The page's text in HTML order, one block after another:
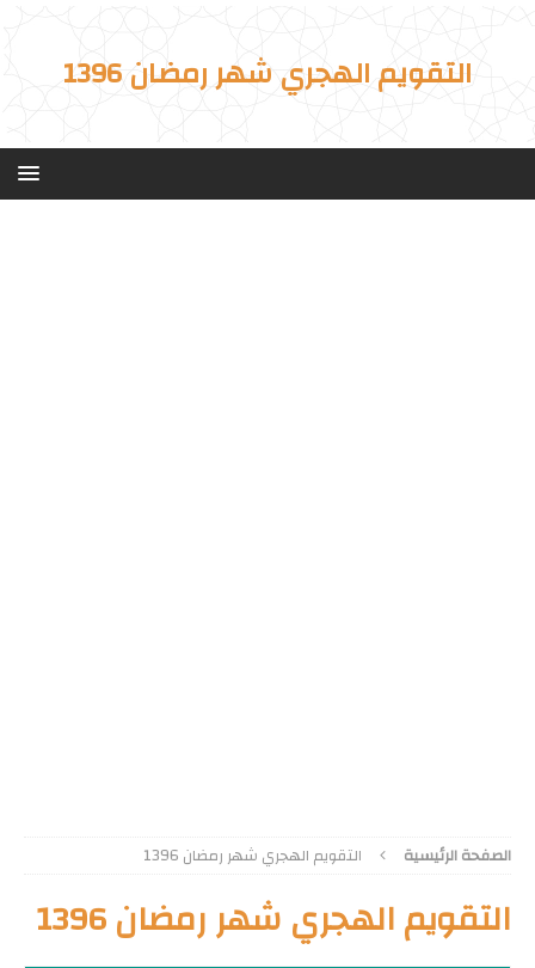
التقويم الهجري شهر رمضان 1396
الصفحة الرئيسية التقويم الهجري شهر رمضان 1396
التقويم الهجري شهر رمضان 1396